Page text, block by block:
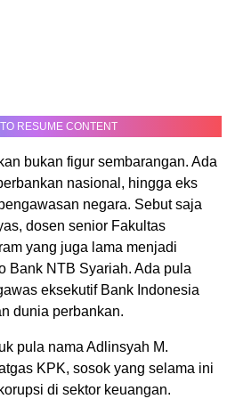
RESUME CONTENT
bukan figur sembarangan. Ada
nasional, hingga eks
negara. Sebut saja
dosen senior Fakultas
yang juga lama menjadi
Bank NTB Syariah. Ada pula
eksekutif Bank Indonesia
dunia perbankan.
pula nama Adlinsyah M.
KPK, sosok yang selama ini
di sektor keuangan.